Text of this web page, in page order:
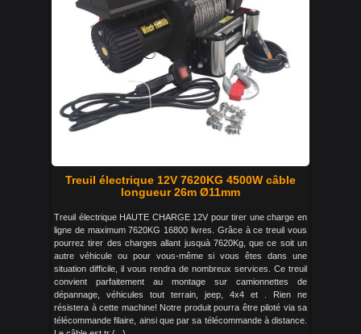
Treuil électrique 12V 7620KG 4500W câble
longueur 26m Ø11mm
Treuil électrique HAUTE CHARGE 12V pour tirer une charge en
ligne de maximum 7620KG 16800 livres. Grâce à ce treuil vous
pourrez tirer des charges allant jusquà 7620Kg, que ce soit un
autre véhicule ou pour vous-même si vous êtes dans une
situation difficile, il vous rendra de nombreux services. Ce treuil
convient parfaitement au montage sur camionnettes de
dépannage, véhicules tout terrain, jeep, 4x4 et . Rien ne
résistera à cette machine! Notre produit pourra être piloté via sa
télécommande filaire, ainsi que par sa télécommande à distance.